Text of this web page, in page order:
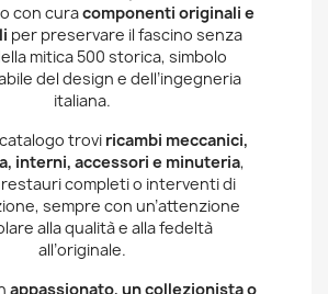
per preservare il fascino senza
mitica 500 storica, simbolo
del design e dell’ingegneria
italiana.
catalogo troviricambi meccanici,
interni, accessori e minuteria,
completi o interventi di
sempre con un’attenzione
alla qualità e alla fedeltà
all’originale.
appassionato, un collezionista o
del restauro, ti offriamo: